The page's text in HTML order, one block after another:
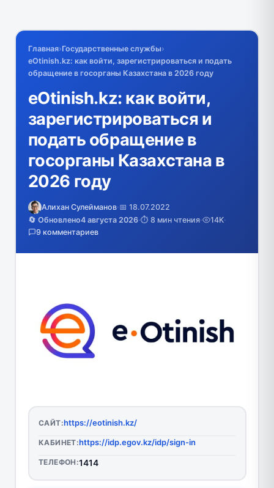
Главная›Государственные службы›
eOtinish.kz: как войти, зарегистрироваться и подать
обращение в госорганы Казахстана в 2026 году
eOtinish.kz: как войти,
зарегистрироваться и
подать обращение в
госорганы Казахстана в
2026 году
Алихан Сулейманов·📅 18.07.2022
🔄 Обновлено4 августа 2026·⏱️ 8 мин чтения· 14K·
9 комментариев
САЙТ:https://eotinish.kz/
КАБИНЕТ:https://idp.egov.kz/idp/sign-in
ТЕЛЕФОН:1414